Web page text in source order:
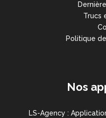
Trucs
Politique
Nos
LS-Agency :